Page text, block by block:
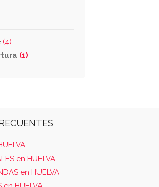
(4)
(1)
en HUELVA
en HUELVA